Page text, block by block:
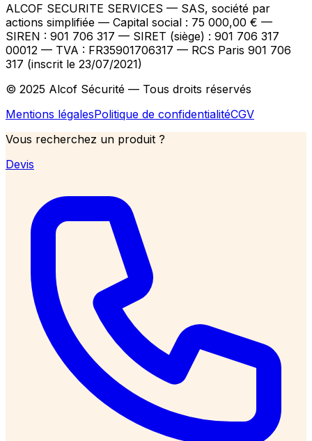
ALCOF SECURITE SERVICES — SAS, société par
actions simplifiée — Capital social : 75 000,00 € —
SIREN : 901 706 317 — SIRET (siège) : 901 706 317
00012 — TVA : FR35901706317 — RCS Paris 901 706
317 (inscrit le 23/07/2021)
© 2025 Alcof Sécurité — Tous droits réservés
Mentions légalesPolitique de confidentialitéCGV
Vous recherchez un produit ?
Devis